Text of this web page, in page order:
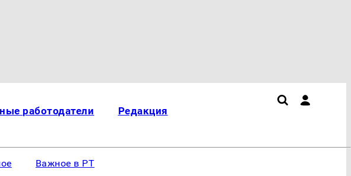
работодатели Редакция
Важное в РТ